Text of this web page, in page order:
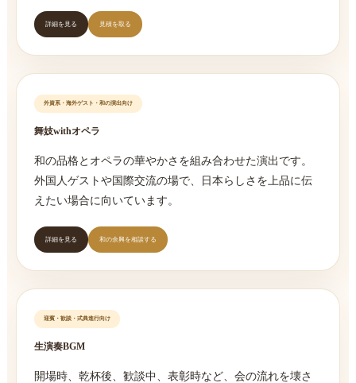
詳細を見る 見積を取る
外資系・海外ゲスト・和の演出向け
舞妓withオペラ
和の品格とオペラの華やかさを組み合わせた演出です。
外国人ゲストや国際交流の場で、日本らしさを上品に伝
えたい場合に向いています。
詳細を見る 和の余興を相談する
迎賓・歓談・式典進行向け
生演奏BGM
開場時、乾杯後、歓談中、表彰時など、会の流れを壊さ